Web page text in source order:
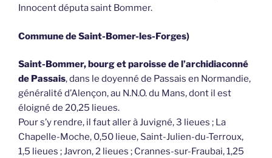
Innocent députa saint Bommer.
Commune de Saint-Bomer-les-Forges)
Saint-Bommer, bourg et paroisse de l’archidiaconné
de Passais, dans le doyenné de Passais en Normandie,
généralité d’Alençon, au N.N.O. du Mans, dont il est
éloigné de 20,25 lieues.
Pour s’y rendre, il faut aller à Juvigné, 3 lieues ; La
Chapelle-Moche, 0,50 lieue, Saint-Julien-du-Terroux,
1,5 lieues ; Javron, 2 lieues ; Crannes-sur-Fraubai, 1,25